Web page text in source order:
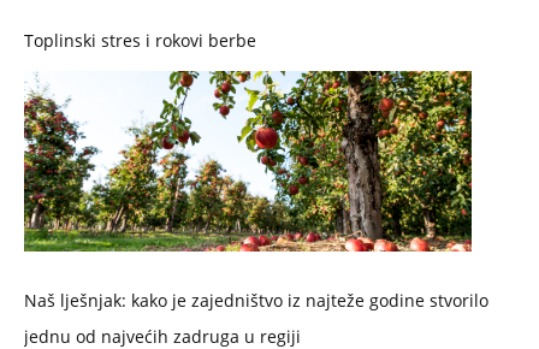
Toplinski stres i rokovi berbe
Naš lješnjak: kako je zajedništvo iz najteže godine stvorilo
jednu od najvećih zadruga u regiji